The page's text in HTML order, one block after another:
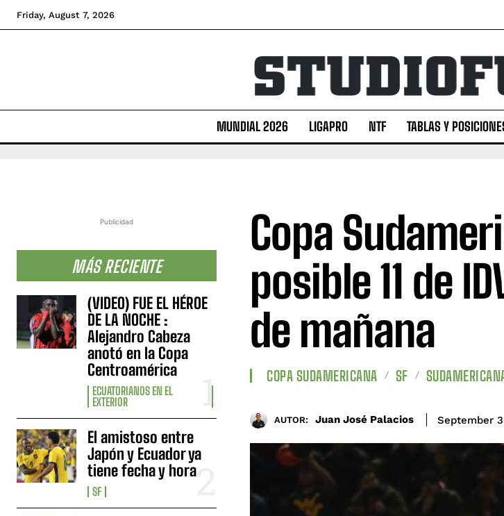
Friday, August 7, 2026
MUNDIAL 2026 LIGAPRO NTF TABLAS Y
Publicidad
MÁS RECIENTE
(VIDEO) FUE EL HÉROE
DE LA NOCHE :
Alejandro Cabeza
anotó en la Copa
Centroamérica
ECUATORIANOS EN EL
EXTERIOR
El amistoso entre
Japón y Ecuador ya
tiene fecha y hora
SF
Copa
posible 11 de
de mañana
COPA SUDAMERICANA SF
AUTOR: Juan José Palacios September